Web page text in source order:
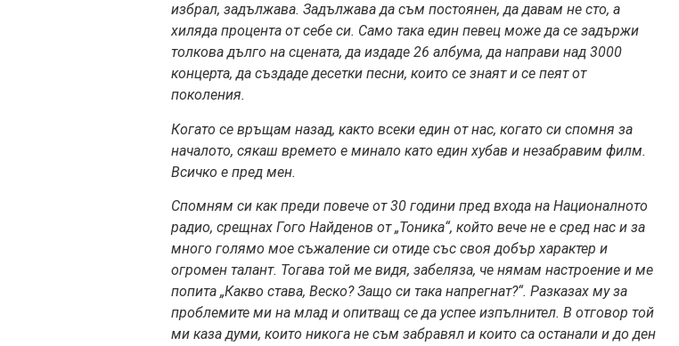
избрал, задължава. Задължава да съм постоянен, да давам не сто, а
хиляда процента от себе си. Само така един певец може да се задържи
толкова дълго на сцената, да издаде 26 албума, да направи над 3000
концерта, да създаде десетки песни, които се знаят и се пеят от
поколения.
Когато се връщам назад, както всеки един от нас, когато си спомня за
началото, сякаш времето е минало като един хубав и незабравим филм.
Всичко е пред мен.
Спомням си как преди повече от 30 години пред входа на Националното
радио, срещнах Гого Найденов от „Тоника“, който вече не е сред нас и за
много голямо мое съжаление си отиде със своя добър характер и
огромен талант. Тогава той ме видя, забеляза, че нямам настроение и ме
попита „Какво става, Веско? Защо си така напрегнат?“. Разказах му за
проблемите ми на млад и опитващ се да успее изпълнител. В отговор той
ми каза думи, които никога не съм забравял и които са останали и до ден